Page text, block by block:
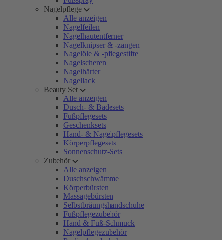
Nagelpflege
Alle anzeigen
Nagelfeilen
Nagelhautentferner
Nagelknipser & -zangen
Nagelöle & -pflegestifte
Nagelscheren
Nagelhärter
Nagellack
Beauty Set
Alle anzeigen
Dusch- & Badesets
Fußpflegesets
Geschenksets
Hand- & Nagelpflegesets
Körperpflegesets
Sonnenschutz-Sets
Zubehör
Alle anzeigen
Duschschwämme
Körperbürsten
Massagebürsten
Selbstbräungshandschuhe
Fußpflegezubehör
Hand & Fuß-Schmuck
Nagelpflegezubehör